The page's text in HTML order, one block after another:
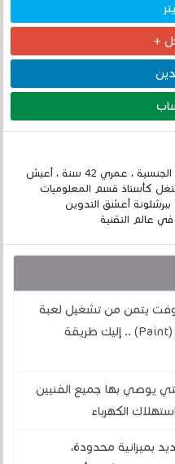
+
إسمي الكامل الحسين مزواد ، مغربي الجنسية ، عمري 42 سنة ، أعيش
كأستاذ قسم المعلوميات
أعشق التدوين
عالم التقنية
يتمن من تشغيل لعبة
Doom الأصلية داخل برنامج الرسام (Paint) .. إليك طريقة
يوصي بها جميع الفنيين
الكهرباء
بميزانية محدودة،